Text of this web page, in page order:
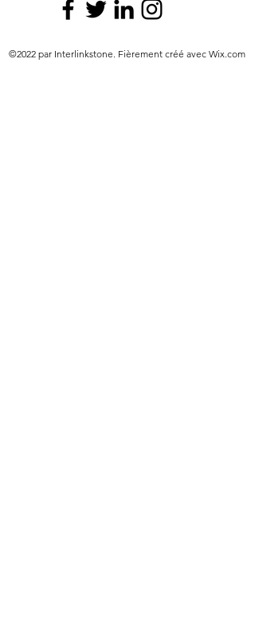
©2022 par Interlinkstone. Fièrement créé avec Wix.com